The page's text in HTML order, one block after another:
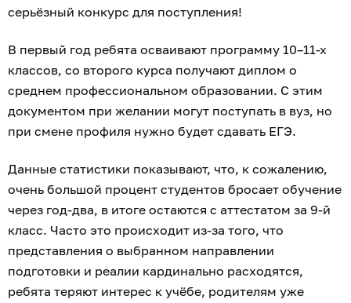
серьёзный конкурс для поступления!
В первый год ребята осваивают программу 10–11-х
классов, со второго курса получают диплом о
среднем профессиональном образовании. С этим
документом при желании могут поступать в вуз, но
при смене профиля нужно будет сдавать ЕГЭ.
Данные статистики показывают, что, к сожалению,
очень большой процент студентов бросает обучение
через год-два, в итоге остаются с аттестатом за 9-й
класс. Часто это происходит из-за того, что
представления о выбранном направлении
подготовки и реалии кардинально расходятся,
ребята теряют интерес к учёбе, родителям уже